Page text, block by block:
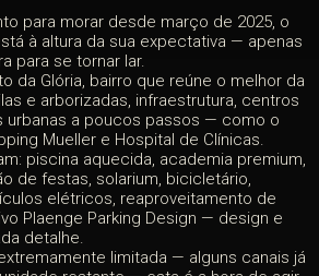
para morar desde março de 2025, o
à altura da sua expectativa — apenas
para se tornar lar.
da Glória, bairro que reúne o melhor da
e arborizadas, infraestrutura, centros
urbanas a poucos passos — como o
Mueller e Hospital de Clínicas.
piscina aquecida, academia premium,
de festas, solarium, bicicletário,
elétricos, reaproveitamento de
Plaenge Parking Design — design e
detalhe.
limitada — alguns canais já